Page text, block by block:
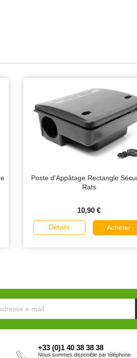
Poste d'Appâtage Rectangle
Rats
10,90 €
Détails Acheter
+33 (0)1 40 38 38 38
Nous sommes disponible par téléphone